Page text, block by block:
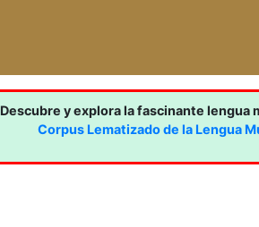
Descubre y explora la fascinante lengua
Corpus Lematizado de la Lengua